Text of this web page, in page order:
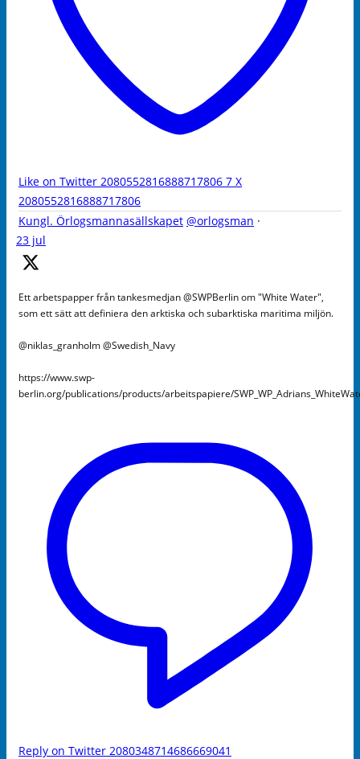
Like on Twitter 2080552816888717806 7 X
2080552816888717806
Kungl. Örlogsmannasällskapet @orlogsman ·
23 jul
Ett arbetspapper från tankesmedjan @SWPBerlin om "White Water",
som ett sätt att definiera den arktiska och subarktiska maritima miljön.
@niklas_granholm @Swedish_Navy
https://www.swp-
berlin.org/publications/products/arbeitspapiere/
Reply on Twitter 2080348714686669041